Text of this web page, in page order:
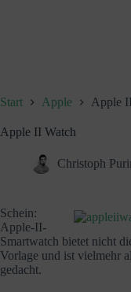
Start Apple Apple
Apple II Watch
Christoph
Schein:
Apple-II-
Smartwatch bietet nicht
Vorlage und ist vielmehr
gedacht.